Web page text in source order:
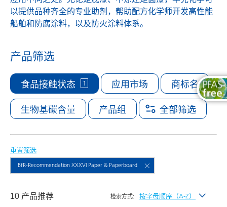
以提供品种齐全的专业助剂，帮助配方化学师开发高性能
船舶和防腐涂料，以及防火涂料体系。
产品筛选
应用市场 商标名
食品接触状态 1
生物基碳含量 产品组 全部筛选
重置筛选
BfR-Recommendation XXXVI Paper & Paperboard
10 产品推荐 检索方式: 按字母顺序（A-Z）